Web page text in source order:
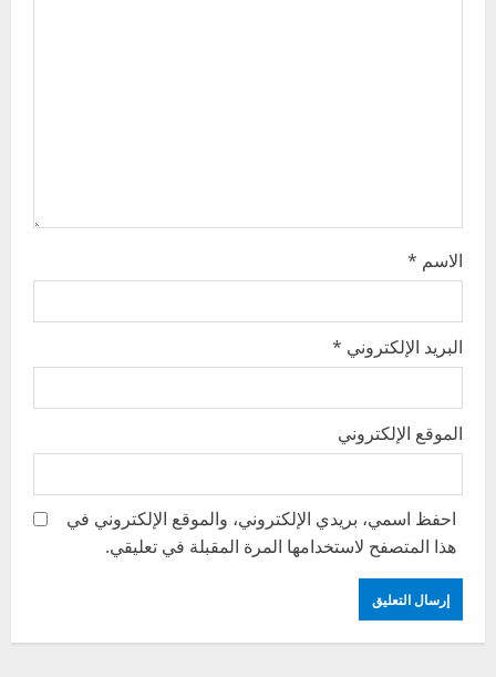
الاسم *
البريد الإلكتروني *
الموقع الإلكتروني
احفظ اسمي، بريدي الإلكتروني، والموقع الإلكتروني في
هذا المتصفح لاستخدامها المرة المقبلة في تعليقي.